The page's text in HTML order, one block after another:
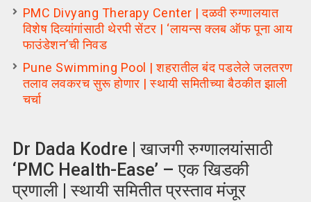
PMC Divyang Therapy Center | दळवी रुग्णालयात
विशेष दिव्यांगांसाठी थेरपी सेंटर | ‘लायन्स क्लब ऑफ पूना आय
फाउंडेशन’ची निवड
Pune Swimming Pool | शहरातील बंद पडलेले जलतरण
तलाव लवकरच सुरू होणार | स्थायी समितीच्या बैठकीत झाली
चर्चा
Dr Dada Kodre | खाजगी रुग्णालयांसाठी
‘PMC Health-Ease’ – एक खिडकी
प्रणाली | स्थायी समितीत प्रस्ताव मंजूर